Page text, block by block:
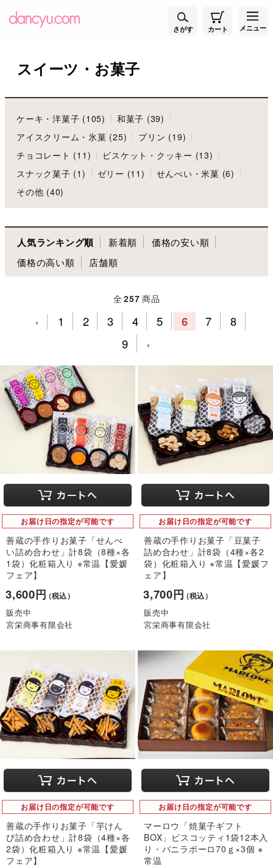
さがす カート メニュー
スイーツ・お菓子
ケーキ・洋菓子 (105)
和菓子 (39)
アイスクリーム・氷菓 (25)
プリン (19)
チョコレート (11)
ビスケット・クッキー (13)
スナック菓子 (1)
ゼリー (11)
せんべい・米菓 (6)
その他 (40)
人気ランキング順 新着順
価格の安い順
価格の高い順
店舗順
全257 商品
‹ 1 2 3 4 5 6 7
8
9
›
お届け日の指定が可能です
善蔵の手作りお菓子「せんべ
い詰め合わせ」計8袋（8種×各
1袋）化粧箱入り ※常温【愛媛
フェア】
3,600円（税込）
販売中
宮栄商事有限会社
お届け日の指定が可能です
善蔵の手作りお菓子「豆菓子
詰め合わせ」計8袋（4種×各2
袋）化粧箱入り ※常温【愛媛フ
ェア】
3,700円（税込）
販売中
宮栄商事有限会社
お届け日の指定が可能です
善蔵の手作りお菓子「芋けん
ぴ詰め合わせ」計8袋（4種×各
2袋）化粧箱入り ※常温【愛媛
フェア】
お届け日の指定が可能です
マーロウ「焼菓子ギフト
BOX」ビスコッティ1袋12本入
り・バニラボーロ70ｇ×3個 ※
常温